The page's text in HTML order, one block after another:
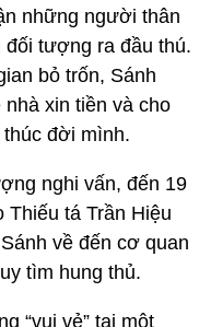
những người thân
đối tượng ra đầu thú.
bỏ trốn, Sánh
xin tiền và cho
đời mình.
nghi vấn, đến 19
Thiếu tá Trần Hiệu
về đến cơ quan
tìm hung thủ.
“vui vẻ” tại một